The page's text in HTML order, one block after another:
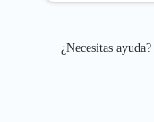
¿Necesitas ayuda?